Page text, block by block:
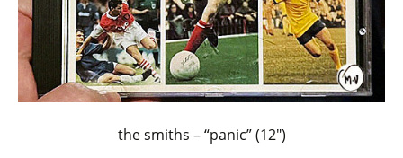
the smiths – “panic” (12″)